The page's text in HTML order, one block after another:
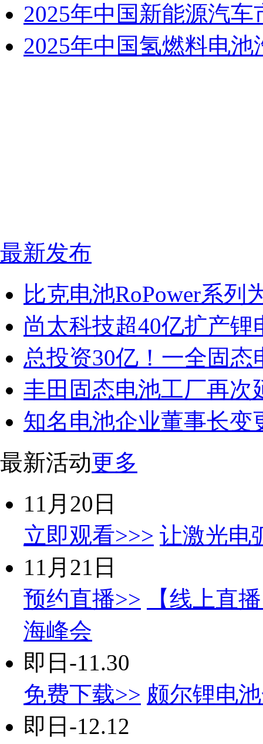
2025年中国新能源汽
2025年中国氢燃料电
最新发布
比克电池RoPower系列
尚太科技超40亿扩产锂
总投资30亿！一全固
丰田固态电池工厂再次
知名电池企业董事长变
最新活动更多
11月20日
立即观看>>> 让激光电
11月21日
预约直播>>
【线上直
海峰会
即日-11.30
免费下载>> 颇尔锂电
即日-12.12